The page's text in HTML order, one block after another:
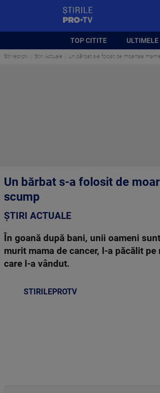
TOP CITITE ULTIMELE
Stirileprotv Știri Actuale Un bărbat s-a folosit de moartea
Un bărbat s-a folosit de
scump
ȘTIRI ACTUALE
În goană după bani, unii oameni
murit mama de cancer, l-a păcălit
care l-a vândut.
STIRILEPROTV